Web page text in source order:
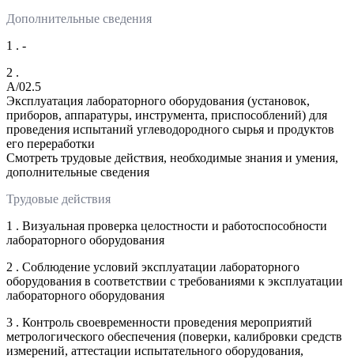
Дополнительные сведения
1 . -
2 .
A/02.5
Эксплуатация лабораторного оборудования (установок,
приборов, аппаратуры, инструмента, приспособлений) для
проведения испытаний углеводородного сырья и продуктов
его переработки
Смотреть трудовые действия, необходимые знания и умения,
дополнительные сведения
Трудовые действия
1 . Визуальная проверка целостности и работоспособности
лабораторного оборудования
2 . Соблюдение условий эксплуатации лабораторного
оборудования в соответствии с требованиями к эксплуатации
лабораторного оборудования
3 . Контроль своевременности проведения мероприятий
метрологического обеспечения (поверки, калибровки средств
измерений, аттестации испытательного оборудования,